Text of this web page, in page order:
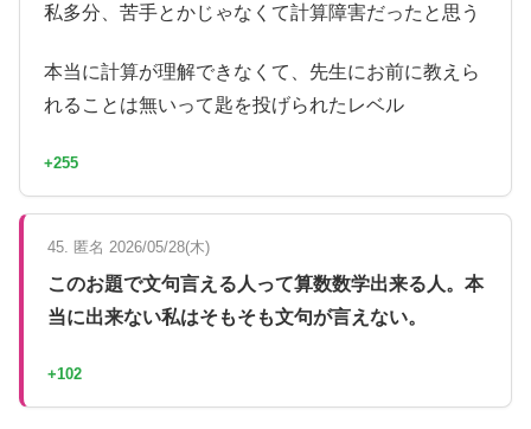
私多分、苦手とかじゃなくて計算障害だったと思う
本当に計算が理解できなくて、先生にお前に教えら
れることは無いって匙を投げられたレベル
+255
45. 匿名 2026/05/28(木)
このお題で文句言える人って算数数学出来る人。本
当に出来ない私はそもそも文句が言えない。
+102